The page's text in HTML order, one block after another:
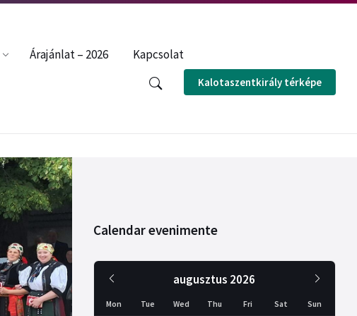
Árajánlat – 2026 Kapcsolat
Kalotaszentkirály térképe
Calendar evenimente
augusztus 2026
Month
Mon Tue Wed Thu Fri Sat Sun